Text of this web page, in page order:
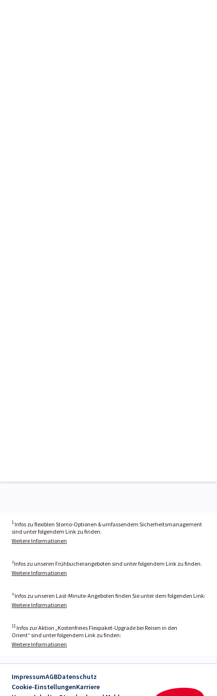
1 Infos zu flexiblen Storno-Optionen & umfassendem Sicherheitsmanagement
sind unter folgendem Link zu finden.
Weitere Informationen
²Infos zu unseren Frühbucherangeboten sind unter folgendem Link zu finden.
Weitere Informationen
³ Infos zu unseren Last-Minute-Angeboten finden Sie unter dem folgenden Link:
Weitere Informationen
11 Infos zur Aktion „Kostenfreies Flexpaket-Upgrade bei Reisen in den
Orient“ sind unter folgendem Link zu finden:
Weitere Informationen
ImpressumAGBDatenschutz
Cookie-EinstellungenKarriere